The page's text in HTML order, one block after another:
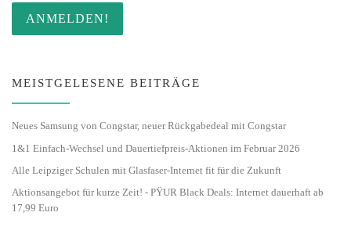
MEISTGELESENE BEITRÄGE
Neues Samsung von Congstar, neuer Rückgabedeal mit Congstar
1&1 Einfach-Wechsel und Dauertiefpreis-Aktionen im Februar 2026
Alle Leipziger Schulen mit Glasfaser-Internet fit für die Zukunft
Aktionsangebot für kurze Zeit! - PŸUR Black Deals: Internet dauerhaft ab
17,99 Euro